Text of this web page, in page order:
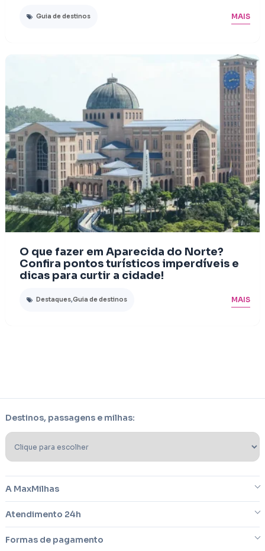
Guia de destinos MAIS
O que fazer em Aparecida do Norte?
Confira pontos turísticos imperdíveis e
dicas para curtir a cidade!
Destaques,Guia de destinos MAIS
Destinos, passagens e milhas:
A MaxMilhas
Atendimento 24h
Formas de pagamento